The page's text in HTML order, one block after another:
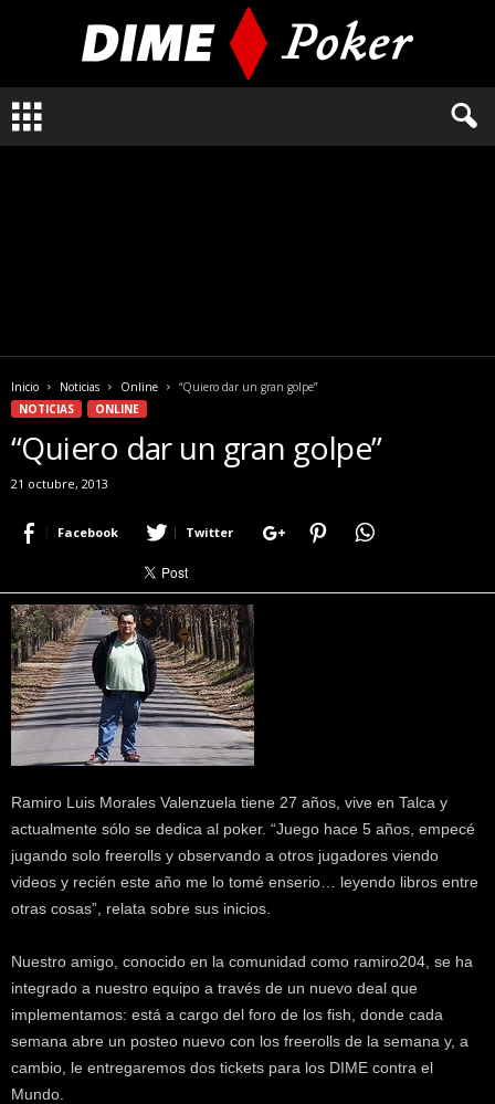
q
t
Inicio Noticias Online
“Quiero dar un gran golpe”
NOTICIAS
ONLINE
“Quiero dar un gran golpe”
21 octubre, 2013
Facebook Twitter
Ramiro Luis Morales Valenzuela tiene 27 años, vive en Talca y
actualmente sólo se dedica al poker. “Juego hace 5 años, empecé
jugando solo freerolls y observando a otros jugadores viendo
videos y recién este año me lo tomé enserio… leyendo libros entre
otras cosas”, relata sobre sus inicios.
Nuestro amigo, conocido en la comunidad como ramiro204, se ha
integrado a nuestro equipo a través de un nuevo deal que
implementamos: está a cargo del foro de los fish, donde cada
semana abre un posteo nuevo con los freerolls de la semana y, a
cambio, le entregaremos dos tickets para los DIME contra el
Mundo.